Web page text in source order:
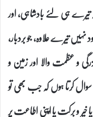
ہی لئے بادشاہی، اور
تیرے علاوہ، جو بردبار،
و عظمت والا اور زمین و
کرتا ہوں کہ جب بھی تو
و برکت یا اپنی اطاعت پر